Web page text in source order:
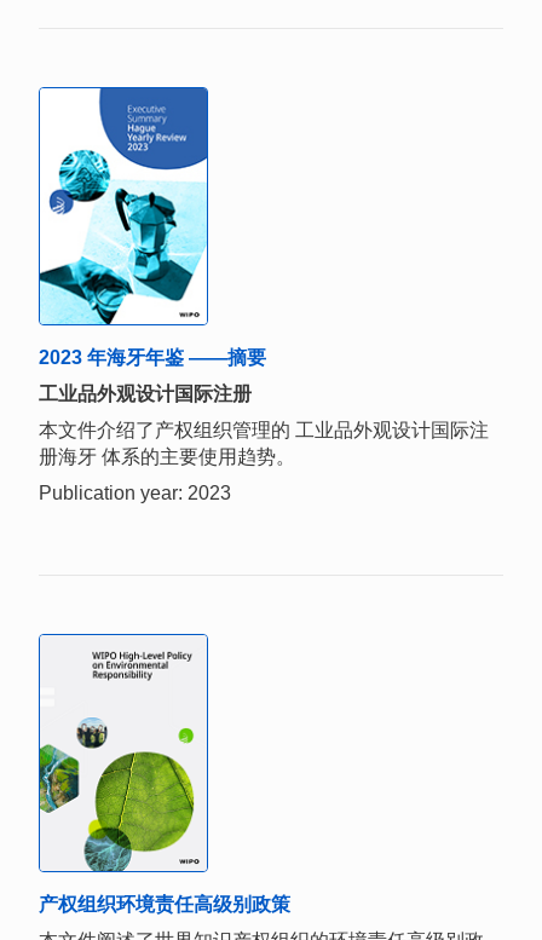
2023 年海牙年鉴 ——摘要
工业品外观设计国际注册
本文件介绍了产权组织管理的 工业品外观设计国际注
册海牙 体系的主要使用趋势。
Publication year: 2023
产权组织环境责任高级别政策